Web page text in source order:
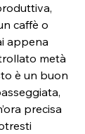
caffè o
appena
metà
è un buon
precisa